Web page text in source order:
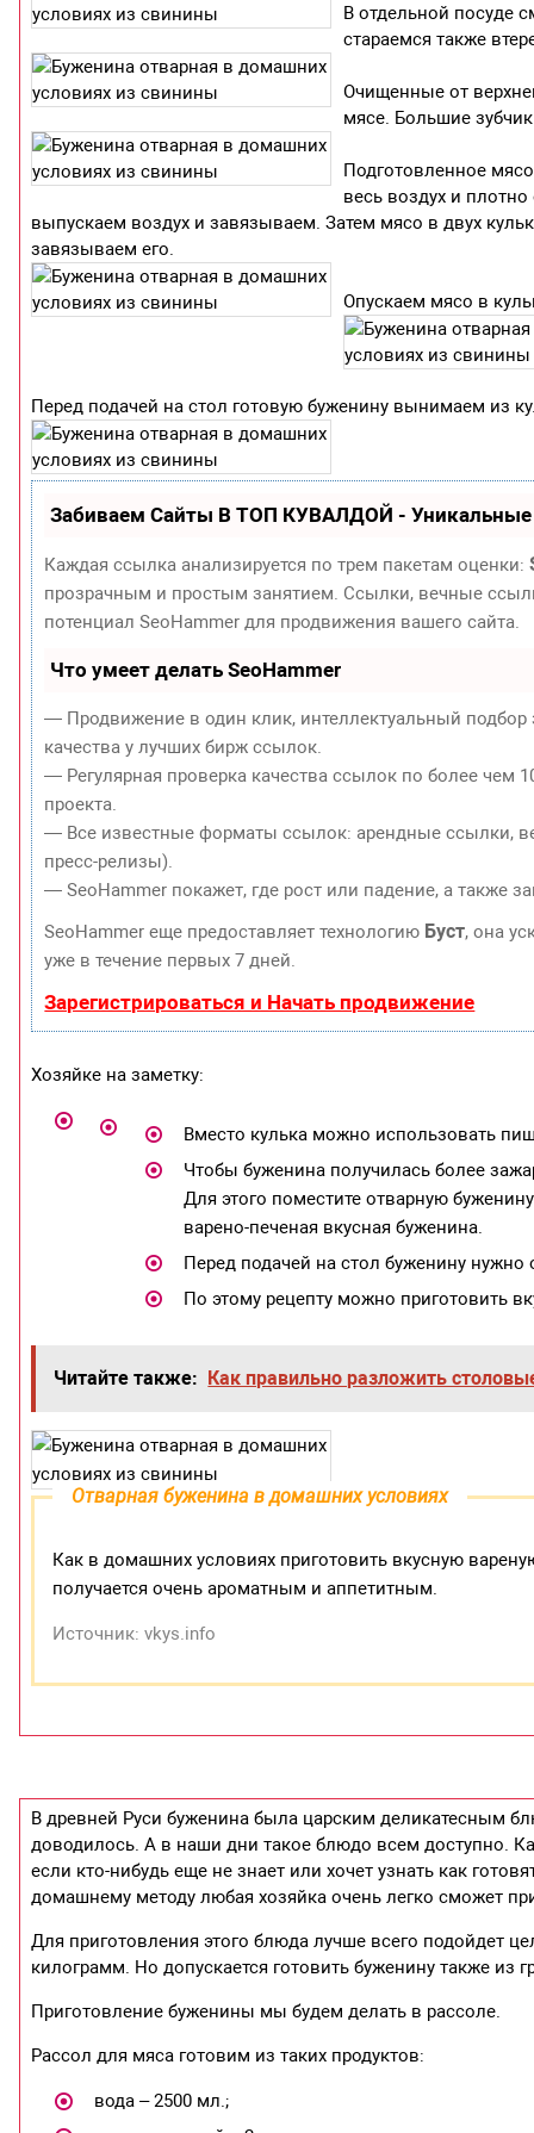
В отдельной посуде
стараемся также
Очищенные от
мясе. Большие
Подготовленное
весь воздух и
выпускаем воздух и завязываем. Затем мясо в двух
завязываем его.
Опускаем мясо в
Перед подачей на стол готовую буженину вынимаем из
Забиваем Сайты В ТОП КУВАЛДОЙ - Уникальные
Каждая ссылка анализируется по трем пакетам оценки:
прозрачным и простым занятием. Ссылки, вечные
потенциал SeoHammer для продвижения вашего сайта.
Что умеет делать SeoHammer
— Продвижение в один клик, интеллектуальный
качества у лучших бирж ссылок.
— Регулярная проверка качества ссылок по более чем
проекта.
— Все известные форматы ссылок: арендные ссылки,
пресс-релизы).
— SeoHammer покажет, где рост или падение, а также
SeoHammer еще предоставляет технологию Буст, она
уже в течение первых 7 дней.
Зарегистрироваться и Начать продвижение
Хозяйке на заметку:
Вместо кулька можно использовать
Чтобы буженина получилась более
Для этого поместите отварную
варено-печеная вкусная буженина.
Перед подачей на стол буженину
По этому рецепту можно приготовить
Читайте также: Как правильно разложить
Отварная буженина в домашних условиях
Как в домашних условиях приготовить вкусную
получается очень ароматным и аппетитным.
Источник: vkys.info
В древней Руси буженина была царским деликатесным
доводилось. А в наши дни такое блюдо всем доступно.
если кто-нибудь еще не знает или хочет узнать как
домашнему методу любая хозяйка очень легко сможет
Для приготовления этого блюда лучше всего подойдет
килограмм. Но допускается готовить буженину также из
Приготовление буженины мы будем делать в рассоле.
Рассол для мяса готовим из таких продуктов:
вода – 2500 мл.;